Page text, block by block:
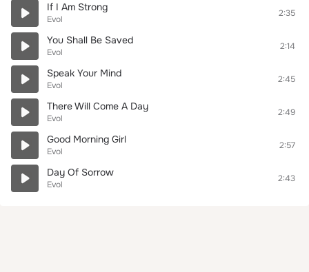
If I Am Strong
Evol
2:35
You Shall Be Saved
Evol
2:14
Speak Your Mind
Evol
2:45
There Will Come A Day
Evol
2:49
Good Morning Girl
Evol
2:57
Day Of Sorrow
Evol
2:43